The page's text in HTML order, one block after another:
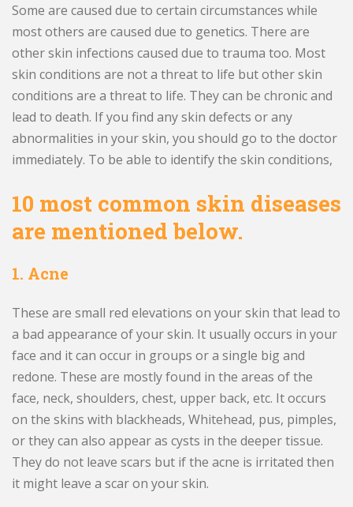
Some are caused due to certain circumstances while
most others are caused due to genetics. There are
other skin infections caused due to trauma too. Most
skin conditions are not a threat to life but other skin
conditions are a threat to life. They can be chronic and
lead to death. If you find any skin defects or any
abnormalities in your skin, you should go to the doctor
immediately. To be able to identify the skin conditions,
10 most common skin diseases
are mentioned below.
1. Acne
These are small red elevations on your skin that lead to
a bad appearance of your skin. It usually occurs in your
face and it can occur in groups or a single big and
redone. These are mostly found in the areas of the
face, neck, shoulders, chest, upper back, etc. It occurs
on the skins with blackheads, Whitehead, pus, pimples,
or they can also appear as cysts in the deeper tissue.
They do not leave scars but if the acne is irritated then
it might leave a scar on your skin.